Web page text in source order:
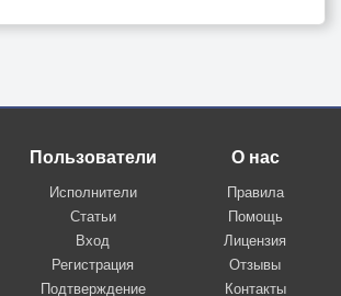
Пользователи
Исполнители
Статьи
Вход
Регистрация
Подтверждение
О нас
Правила
Помощь
Лицензия
Отзывы
Контакты